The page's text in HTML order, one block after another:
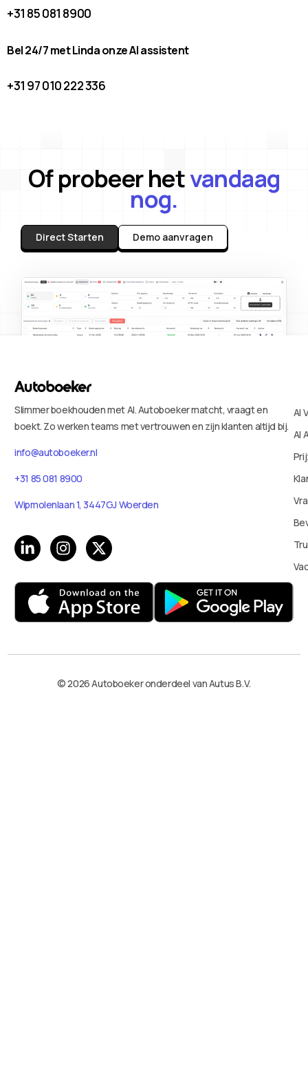
+31 85 081 8900
Bel 24/7 met Linda onze AI assistent
+31 97 010 222 336
Of probeer hetvandaag
nog.
Direct Starten Demo aanvragen
Slimmer boekhouden met AI. Autoboeker matcht, vraagt en
boekt. Zo werken teams met vertrouwen en zijn klanten altijd bij.
info@autoboeker.nl
+31 85 081 8900
Wipmolenlaan 1, 3447GJ Woerden
AI
AI
© 2026 Autoboeker onderdeel van Autus B.V.